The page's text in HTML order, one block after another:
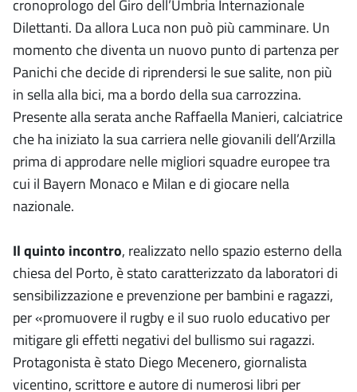
cronoprologo del Giro dell’Umbria Internazionale
Dilettanti. Da allora Luca non può più camminare. Un
momento che diventa un nuovo punto di partenza per
Panichi che decide di riprendersi le sue salite, non più
in sella alla bici, ma a bordo della sua carrozzina.
Presente alla serata anche Raffaella Manieri, calciatrice
che ha iniziato la sua carriera nelle giovanili dell’Arzilla
prima di approdare nelle migliori squadre europee tra
cui il Bayern Monaco e Milan e di giocare nella
nazionale.
Il quinto incontro, realizzato nello spazio esterno della
chiesa del Porto, è stato caratterizzato da laboratori di
sensibilizzazione e prevenzione per bambini e ragazzi,
per «promuovere il rugby e il suo ruolo educativo per
mitigare gli effetti negativi del bullismo sui ragazzi.
Protagonista è stato Diego Mecenero, giornalista
vicentino, scrittore e autore di numerosi libri per